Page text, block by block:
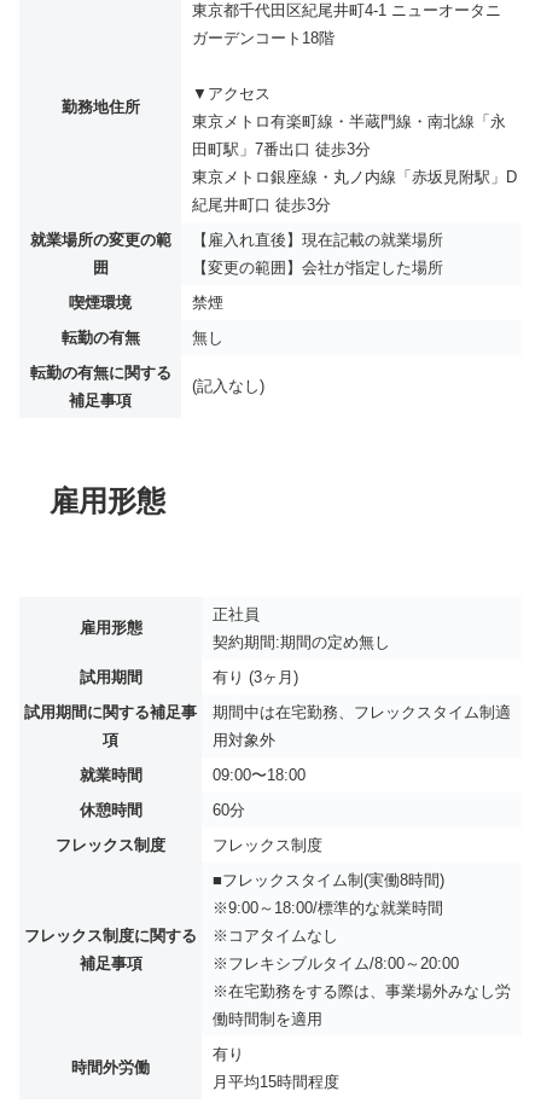
勤務地住所
東京都千代田区紀尾井町4-1 ニューオータニ
ガーデンコート18階
▼アクセス
東京メトロ有楽町線・半蔵門線・南北線「永
田町駅」7番出口 徒歩3分
東京メトロ銀座線・丸ノ内線「赤坂見附駅」D
紀尾井町口 徒歩3分
就業場所の変更の範
囲
【雇入れ直後】現在記載の就業場所
【変更の範囲】会社が指定した場所
喫煙環境
禁煙
転勤の有無
無し
転勤の有無に関する
補足事項
(記入なし)
雇用形態
雇用形態
正社員
契約期間:期間の定め無し
試用期間
有り (3ヶ月)
試用期間に関する補足事
項
期間中は在宅勤務、フレックスタイム制適
用対象外
就業時間
09:00〜18:00
休憩時間
60分
フレックス制度
フレックス制度
フレックス制度に関する
補足事項
■フレックスタイム制(実働8時間)
※9:00～18:00/標準的な就業時間
※コアタイムなし
※フレキシブルタイム/8:00～20:00
※在宅勤務をする際は、事業場外みなし労
働時間制を適用
時間外労働
有り
月平均15時間程度